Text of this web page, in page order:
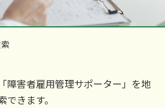
障害者雇用管理サポーター」を地
きます。